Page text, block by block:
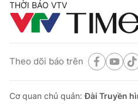
THỜI BÁO VTV
Theo dõi báo trên
Cơ quan chủ quản:Đài Truyền